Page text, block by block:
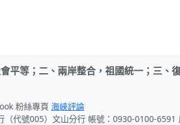
平等；二、兩岸整合，祖國統一；三、
粉絲專頁 海峽評論
代號005）文山分行 帳號：0930-0100-6591